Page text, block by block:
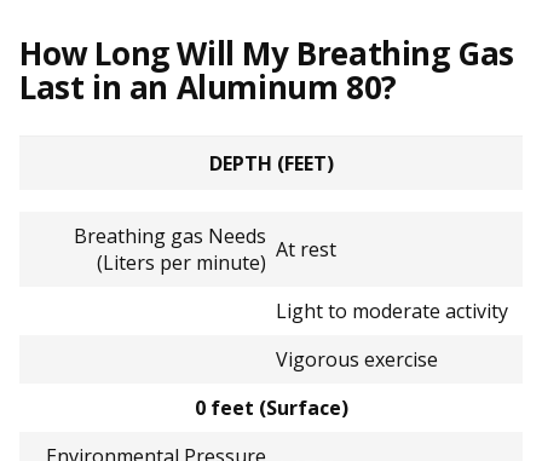
How Long Will My Breathing Gas
Last in an Aluminum 80?
DEPTH (FEET)
Breathing gas Needs
(Liters per minute) At rest
Light to moderate activity
Vigorous exercise
0 feet (Surface)